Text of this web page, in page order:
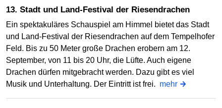
13. Stadt und Land-Festival der Riesendrachen
Ein spektakuläres Schauspiel am Himmel bietet das Stadt
und Land-Festival der Riesendrachen auf dem Tempelhofer
Feld. Bis zu 50 Meter große Drachen erobern am 12.
September, von 11 bis 20 Uhr, die Lüfte. Auch eigene
Drachen dürfen mitgebracht werden. Dazu gibt es viel
Musik und Unterhaltung. Der Eintritt ist frei. mehr